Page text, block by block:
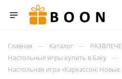
Главная — Каталог —
Настольные игры купить в Баку —
Настольная игра «Каркассон: